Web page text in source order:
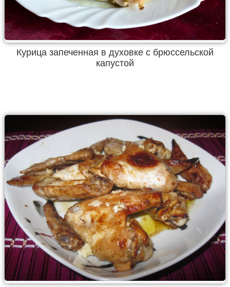
Курица запеченная в духовке с брюссельской
капустой